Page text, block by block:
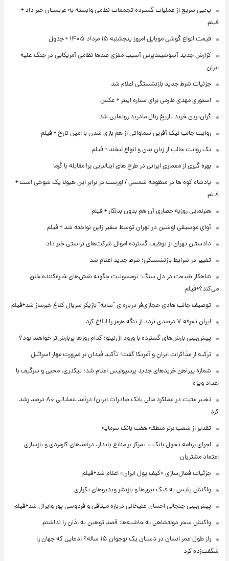
یحیی سریع از عملیات گسترده تجمعات نظامی وابسته به عربستان خبر داد +
فیلم
قیمت انواع گوشی موبایل امروز پنجشنبه ۱۵ مرداد ۱۴۰۵ + جدول
گزارش جدید آسوشیتدپرس آسیب مغزی صدها نظامی آمریکایی در جنگ علیه
ایران
جزئیات شرط جدید بازنشستگی اعلام شد
استوری مهدی طارمی برای ستاره اینتر + عکس
گران‌ترین خرید تاریخ رئال مادرید رونمایی شد
روایت جالب نیک آفرین سماواتی از هم بازی شدن با امین تارخ + فیلم
یک روایت جالب از زبان بدن و انواع لبخند + فیلم
بهره گیری از معماری ایرانی در طرح های ایتالیایی برا مقابله با گرما
پادشاه کوه ها در منظومه شمسی / اورست در برابر این هیولا یک شوخی است +
فیلم
هنرنمایی روزبه حصاری آن هم بدون بدلکار + فیلم
آوای موسیقی اوشین در تهران توسط سفیر ژاپن نواخته شد + فیلم
دادستان تهران از توقیف گسترده اموال شرکت‌های تراستی خبر داد
تغییر در شرایط بازنشستگی؛ شرط جدید اعلام شد
شاهکار طبیعت در دل سنگ؛ تومسونیت چگونه نقش‌های خیره‌کننده خلق
می‌کند؟+فیلم
توصیف جالب هادی حجازی‌فر درباره ی "سایه" بازیگر سریال کلاغ خبرساز شد+فیلم
ایران تعرفه ۷ درصدی تردد از تنگه هرمز را ابلاغ کرد
پیش‌بینی بارش‌های گسترده با ورود ال‌نینو؛ کدام روزها پربارش‌تر خواهند بود؟
ترکیه از مذاکرات ایران و آمریکا گفت؛ تأکید فیدان بر ضرورت مهار اسرائیل
شماره پیراهن خریدهای جدید پرسپولیس اعلام شد؛ تیکدری، محبی و سرگیف با
اعداد ویژه
تغییر مثبت در عملکرد مالی بانک صادرات ایران/ درآمد عملیاتی ۸۰ درصد رشد
کرد
تقدیر از شعب برتر منطقه هفت بانک سرمایه
اجرای برنامه تحول بانک با تمرکز بر منابع پایدار، درآمدهای کارمزدی و بازسازی
اعتماد مشتریان
جزئیات فعال‌سازی «کیف پول ایران» اعلام شد+فیلم
واکنش پلیس به فیک نیوزها و بازنشر ویدیوهای تکراری
پیش‌بینی جنجالی احسان علیخانی درباره میثاقی و فردوسی پور وایرال شد+فیلم
واکنش سحر دولتشاهی به حاشیه‌ها: قصد توهین به اذان را نداشتم
راز طول عمر انسان در دستان یک نوجوان ۱۵ ساله؟ ادعایی که جهان را
شگفت‌زده کرد